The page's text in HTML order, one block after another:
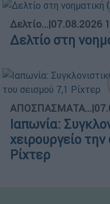
Δελτίο...|07.08.2026
Δελτίο στη
ΑΠΟΣΠΑΣΜΑΤΑ...|
Ιαπωνία:
χειρουργείο
Ρίχτερ